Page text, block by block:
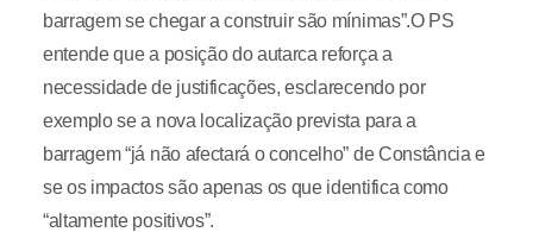
barragem se chegar a construir são mínimas”.O PS
entende que a posição do autarca reforça a
necessidade de justificações, esclarecendo por
exemplo se a nova localização prevista para a
barragem “já não afectará o concelho” de Constância e
se os impactos são apenas os que identifica como
“altamente positivos”.